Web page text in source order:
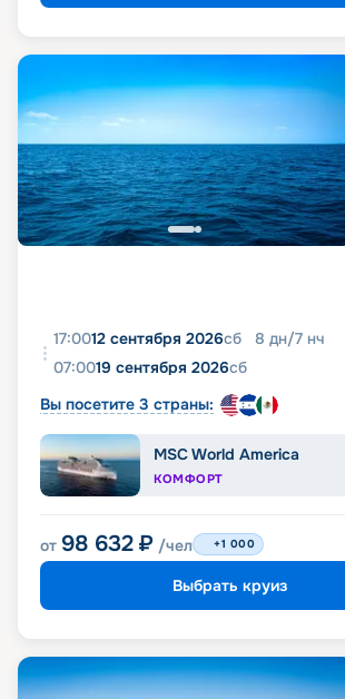
17:0012 сентября 2026сб 8 дн/7 нч
07:0019 сентября 2026сб
Вы посетите 3 страны:
MSC World America
КОМФОРТ
от 98 632 ₽ /чел +1 000
Выбрать круиз